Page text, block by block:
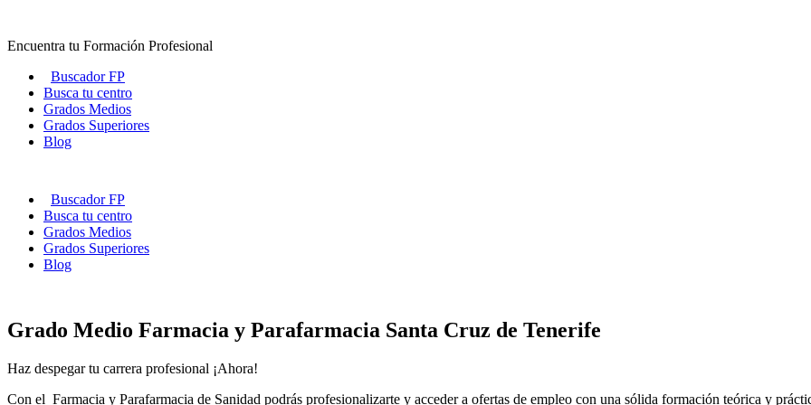
contenido
Encuentra tu Formación Profesional
Buscador FP
Busca tu centro
Grados Medios
Grados Superiores
Blog
Buscador FP
Busca tu centro
Grados Medios
Grados Superiores
Blog
Grado Medio Farmacia y Parafarmacia Santa Cruz de Tenerife
Haz despegar tu carrera profesional ¡Ahora!
Con el Farmacia y Parafarmacia de Sanidad podrás profesionalizarte y acceder a ofertas de empleo con una sólida formación teórica y